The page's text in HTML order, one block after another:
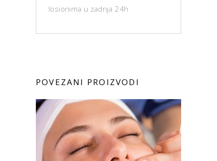
losionima u zadnja 24h
POVEZANI PROIZVODI